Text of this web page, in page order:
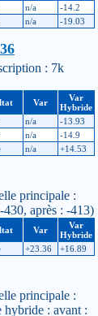
n/a
-14.2
n/a -19.03
: 7k
Var
Var
Hybride
n/a
-13.93
n/a
-14.9
n/a +14.53
principale :
après : -413)
Var
Var
Hybride
+23.36 +16.89
principale :
hybride : avant :